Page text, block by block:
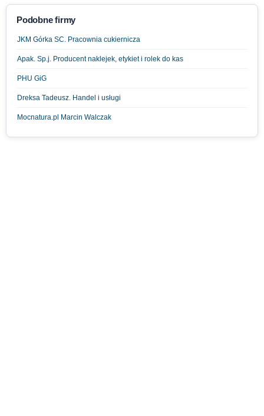
Podobne firmy
JKM Górka SC. Pracownia cukiernicza
Apak. Sp.j. Producent naklejek, etykiet i rolek do kas
PHU GiG
Dreksa Tadeusz. Handel i usługi
Mocnatura.pl Marcin Walczak